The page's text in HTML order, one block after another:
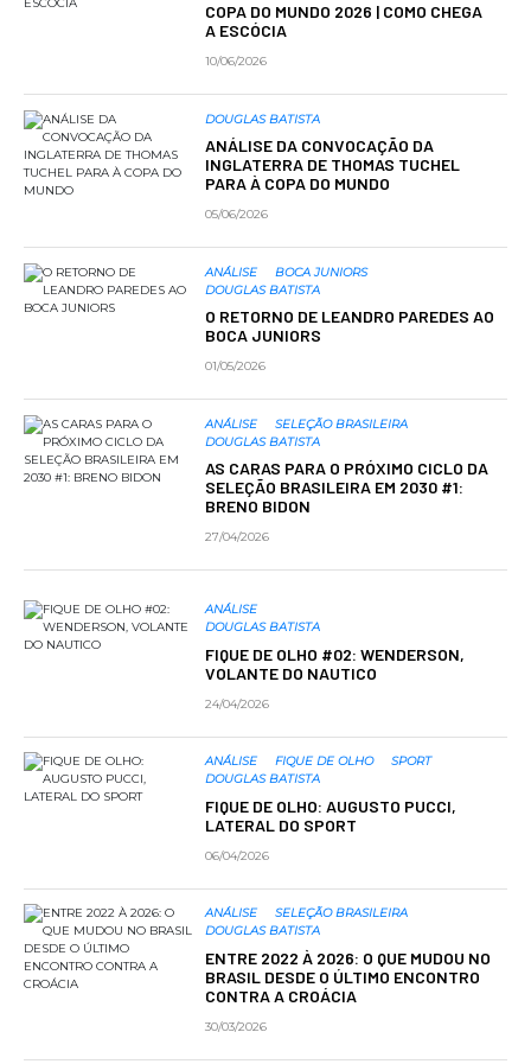
COPA DO MUNDO 2026 | COMO CHEGA
A ESCÓCIA
10/06/2026
DOUGLAS BATISTA
ANÁLISE DA CONVOCAÇÃO DA
INGLATERRA DE THOMAS TUCHEL
PARA À COPA DO MUNDO
05/06/2026
ANÁLISE
BOCA JUNIORS
DOUGLAS BATISTA
O RETORNO DE LEANDRO PAREDES AO
BOCA JUNIORS
01/05/2026
ANÁLISE
SELEÇÃO BRASILEIRA
DOUGLAS BATISTA
AS CARAS PARA O PRÓXIMO CICLO DA
SELEÇÃO BRASILEIRA EM 2030 #1:
BRENO BIDON
27/04/2026
ANÁLISE
DOUGLAS BATISTA
FIQUE DE OLHO #02: WENDERSON,
VOLANTE DO NAUTICO
24/04/2026
ANÁLISE FIQUE DE OLHO
SPORT
DOUGLAS BATISTA
FIQUE DE OLHO: AUGUSTO PUCCI,
LATERAL DO SPORT
06/04/2026
ANÁLISE
SELEÇÃO BRASILEIRA
DOUGLAS BATISTA
ENTRE 2022 À 2026: O QUE MUDOU NO
BRASIL DESDE O ÚLTIMO ENCONTRO
CONTRA A CROÁCIA
30/03/2026